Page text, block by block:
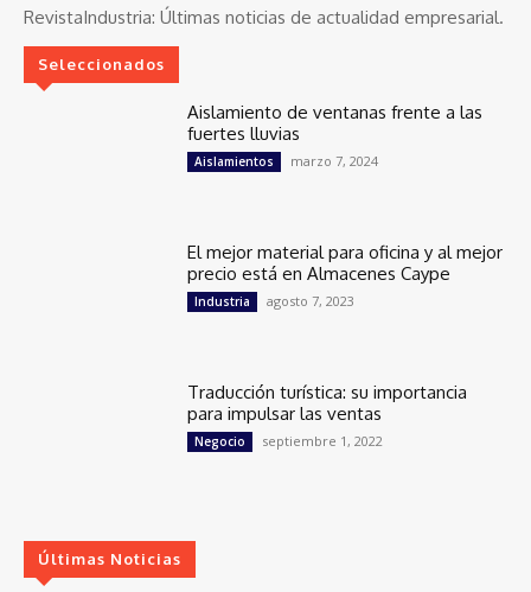
RevistaIndustria: Últimas noticias de actualidad empresarial.
Seleccionados
Aislamiento de ventanas frente a las
fuertes lluvias
Aislamientos marzo 7, 2024
El mejor material para oficina y al mejor
precio está en Almacenes Caype
Industria agosto 7, 2023
Traducción turística: su importancia
para impulsar las ventas
Negocio septiembre 1, 2022
Últimas Noticias